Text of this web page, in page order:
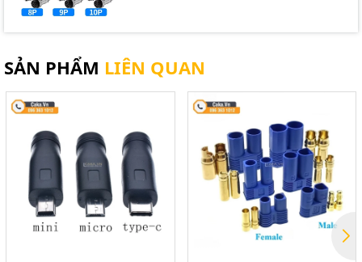
SẢN PHẨM LIÊN QUAN